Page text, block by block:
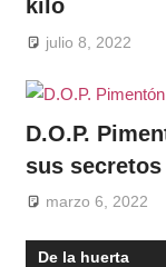
kilo
julio 8, 2022
D.O.P.
sus secretos
marzo 6, 2022
De la huerta